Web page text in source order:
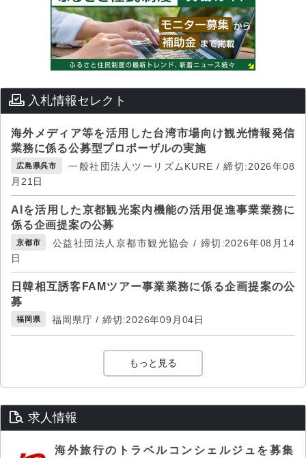
入札情報セレクト
海外メディア等を活用した台湾市場向け観光情報発信
業務に係る公募型プロポーザルの実施
広島県呉市
一般社団法人ツーリズムKURE / 締切:2026年08
月21日
AIを活用した京都観光案内機能の活用促進事業業務に
係る企画提案の公募
京都市
公益社団法人京都市観光協会 / 締切:2026年08月14
日
日韓相互誘客FAMツアー事業業務に係る企画提案の公
募
福岡県 福岡県庁 / 締切:2026年09月04日
もっと見る
求人情報
海外旅行のトラベルコンシェルジュを募集